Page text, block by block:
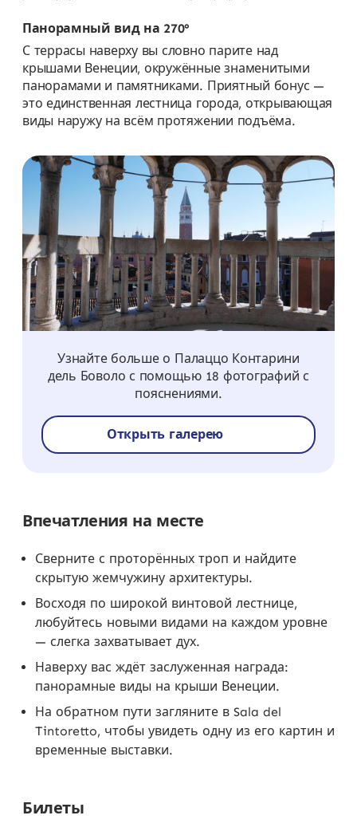
Панорамный вид на 270°
С террасы наверху вы словно парите над
крышами Венеции, окружённые знаменитыми
панорамами и памятниками. Приятный бонус —
это единственная лестница города, открывающая
виды наружу на всём протяжении подъёма.
Узнайте больше о Палаццо Контарини
дель Боволо с помощью 18 фотографий с
пояснениями.
Открыть галерею
Впечатления на месте
Сверните с проторённых троп и найдите
скрытую жемчужину архитектуры.
Восходя по широкой винтовой лестнице,
любуйтесь новыми видами на каждом уровне
— слегка захватывает дух.
Наверху вас ждёт заслуженная награда:
панорамные виды на крыши Венеции.
На обратном пути загляните в Sala del
Tintoretto, чтобы увидеть одну из его картин и
временные выставки.
Билеты